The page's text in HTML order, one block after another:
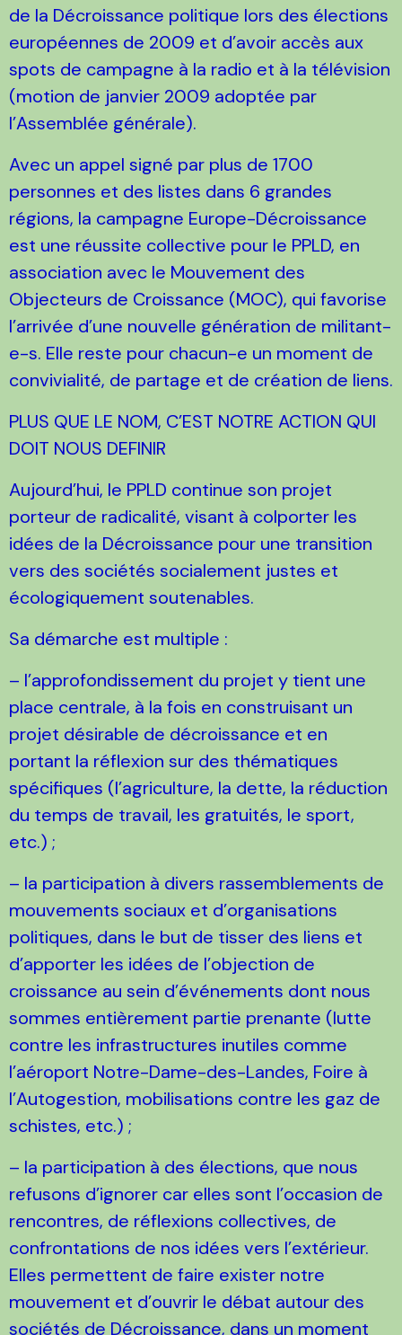
de la Décroissance politique lors des élections
européennes de 2009 et d’avoir accès aux
spots de campagne à la radio et à la télévision
(motion de janvier 2009 adoptée par
l’Assemblée générale).
Avec un appel signé par plus de 1700
personnes et des listes dans 6 grandes
régions, la campagne Europe-Décroissance
est une réussite collective pour le PPLD, en
association avec le Mouvement des
Objecteurs de Croissance (MOC), qui favorise
l’arrivée d’une nouvelle génération de militant-
e-s. Elle reste pour chacun-e un moment de
convivialité, de partage et de création de liens.
PLUS QUE LE NOM, C’EST NOTRE ACTION QUI
DOIT NOUS DEFINIR
Aujourd’hui, le PPLD continue son projet
porteur de radicalité, visant à colporter les
idées de la Décroissance pour une transition
vers des sociétés socialement justes et
écologiquement soutenables.
Sa démarche est multiple :
– l’approfondissement du projet y tient une
place centrale, à la fois en construisant un
projet désirable de décroissance et en
portant la réflexion sur des thématiques
spécifiques (l’agriculture, la dette, la réduction
du temps de travail, les gratuités, le sport,
etc.) ;
– la participation à divers rassemblements de
mouvements sociaux et d’organisations
politiques, dans le but de tisser des liens et
d’apporter les idées de l’objection de
croissance au sein d’événements dont nous
sommes entièrement partie prenante (lutte
contre les infrastructures inutiles comme
l’aéroport Notre-Dame-des-Landes, Foire à
l’Autogestion, mobilisations contre les gaz de
schistes, etc.) ;
– la participation à des élections, que nous
refusons d’ignorer car elles sont l’occasion de
rencontres, de réflexions collectives, de
confrontations de nos idées vers l’extérieur.
Elles permettent de faire exister notre
mouvement et d’ouvrir le débat autour des
sociétés de Décroissance, dans un moment